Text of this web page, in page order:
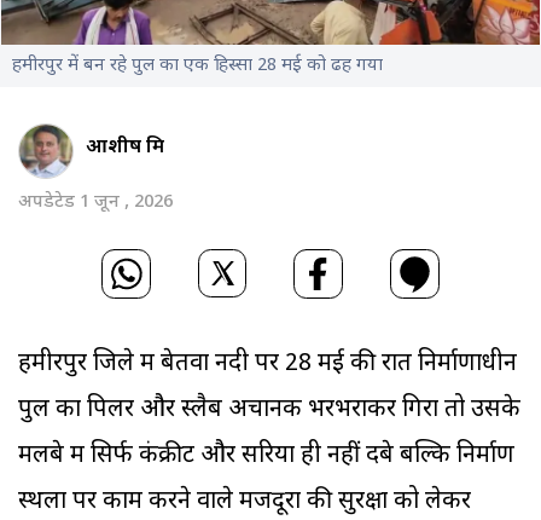
हमीरपुर में बन रहे पुल का एक हिस्सा 28 मई को ढह गया
आशीष मिश्र
अपडेटेड 1 जून , 2026
हमीरपुर जिले में बेतवा नदी पर 28 मई की रात निर्माणाधीन
पुल का पिलर और स्लैब अचानक भरभराकर गिरा तो उसके
मलबे में सिर्फ कंक्रीट और सरिया ही नहीं दबे बल्कि निर्माण
स्थलों पर काम करने वाले मजदूरों की सुरक्षा को लेकर